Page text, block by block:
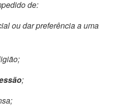
de:
ou dar preferência a uma
;